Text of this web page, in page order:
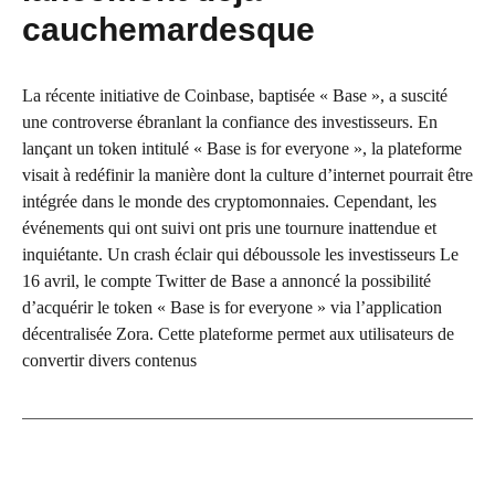
cauchemardesque
La récente initiative de Coinbase, baptisée « Base », a suscité
une controverse ébranlant la confiance des investisseurs. En
lançant un token intitulé « Base is for everyone », la plateforme
visait à redéfinir la manière dont la culture d’internet pourrait être
intégrée dans le monde des cryptomonnaies. Cependant, les
événements qui ont suivi ont pris une tournure inattendue et
inquiétante. Un crash éclair qui déboussole les investisseurs Le
16 avril, le compte Twitter de Base a annoncé la possibilité
d’acquérir le token « Base is for everyone » via l’application
décentralisée Zora. Cette plateforme permet aux utilisateurs de
convertir divers contenus